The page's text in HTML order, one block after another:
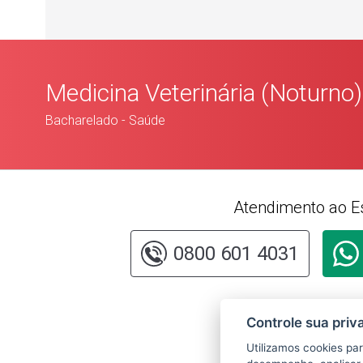
Medicina Veterinária (Noturno)
Bacharelado - Saúde
Atendimento ao
0800 601 4031
da
Controle sua
Utilizamos cookies